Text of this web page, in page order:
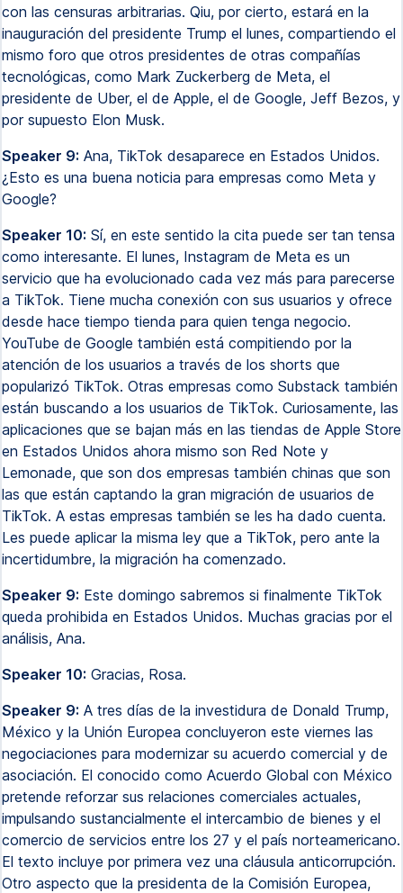
con las censuras arbitrarias. Qiu, por cierto, estará en la
inauguración del presidente Trump el lunes, compartiendo el
mismo foro que otros presidentes de otras compañías
tecnológicas, como Mark Zuckerberg de Meta, el
presidente de Uber, el de Apple, el de Google, Jeff Bezos, y
por supuesto Elon Musk.
Speaker 9: Ana, TikTok desaparece en Estados Unidos.
¿Esto es una buena noticia para empresas como Meta y
Google?
Speaker 10: Sí, en este sentido la cita puede ser tan tensa
como interesante. El lunes, Instagram de Meta es un
servicio que ha evolucionado cada vez más para parecerse
a TikTok. Tiene mucha conexión con sus usuarios y ofrece
desde hace tiempo tienda para quien tenga negocio.
YouTube de Google también está compitiendo por la
atención de los usuarios a través de los shorts que
popularizó TikTok. Otras empresas como Substack también
están buscando a los usuarios de TikTok. Curiosamente, las
aplicaciones que se bajan más en las tiendas de Apple Store
en Estados Unidos ahora mismo son Red Note y
Lemonade, que son dos empresas también chinas que son
las que están captando la gran migración de usuarios de
TikTok. A estas empresas también se les ha dado cuenta.
Les puede aplicar la misma ley que a TikTok, pero ante la
incertidumbre, la migración ha comenzado.
Speaker 9: Este domingo sabremos si finalmente TikTok
queda prohibida en Estados Unidos. Muchas gracias por el
análisis, Ana.
Speaker 10: Gracias, Rosa.
Speaker 9: A tres días de la investidura de Donald Trump,
México y la Unión Europea concluyeron este viernes las
negociaciones para modernizar su acuerdo comercial y de
asociación. El conocido como Acuerdo Global con México
pretende reforzar sus relaciones comerciales actuales,
impulsando sustancialmente el intercambio de bienes y el
comercio de servicios entre los 27 y el país norteamericano.
El texto incluye por primera vez una cláusula anticorrupción.
Otro aspecto que la presidenta de la Comisión Europea,